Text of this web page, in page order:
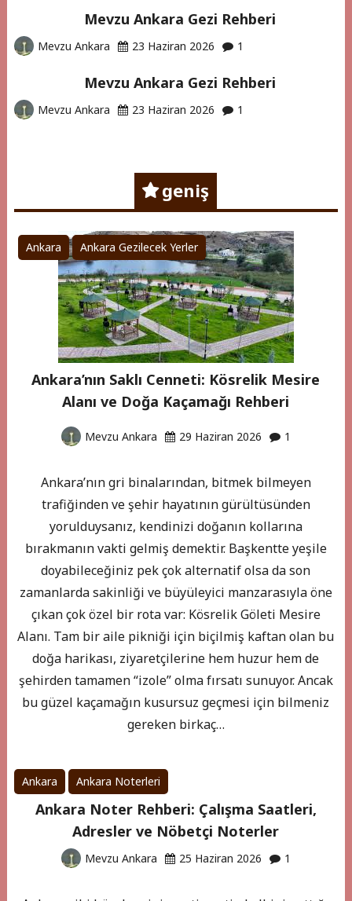
Mevzu Ankara Gezi Rehberi
Mevzu Ankara 23 Haziran 2026 1
Mevzu Ankara Gezi Rehberi
Mevzu Ankara 23 Haziran 2026 1
geniş
Ankara Ankara Gezilecek Yerler
Ankara’nın Saklı Cenneti: Kösrelik Mesire
Alanı ve Doğa Kaçamağı Rehberi
Mevzu Ankara 29 Haziran 2026 1
Ankara’nın gri binalarından, bitmek bilmeyen
trafiğinden ve şehir hayatının gürültüsünden
yorulduysanız, kendinizi doğanın kollarına
bırakmanın vakti gelmiş demektir. Başkentte yeşile
doyabileceğiniz pek çok alternatif olsa da son
zamanlarda sakinliği ve büyüleyici manzarasıyla öne
çıkan çok özel bir rota var: Kösrelik Göleti Mesire
Alanı. Tam bir aile pikniği için biçilmiş kaftan olan bu
doğa harikası, ziyaretçilerine hem huzur hem de
şehirden tamamen “izole” olma fırsatı sunuyor. Ancak
bu güzel kaçamağın kusursuz geçmesi için bilmeniz
gereken birkaç…
Ankara Ankara Noterleri
Ankara Noter Rehberi: Çalışma Saatleri,
Adresler ve Nöbetçi Noterler
Mevzu Ankara 25 Haziran 2026 1